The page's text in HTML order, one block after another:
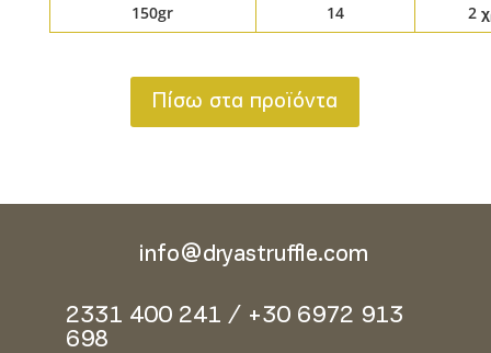
150gr
14 2
Πίσω στα προϊόντα
info@dryastruffle.com
2331 400 241 / +30 6972 913
698